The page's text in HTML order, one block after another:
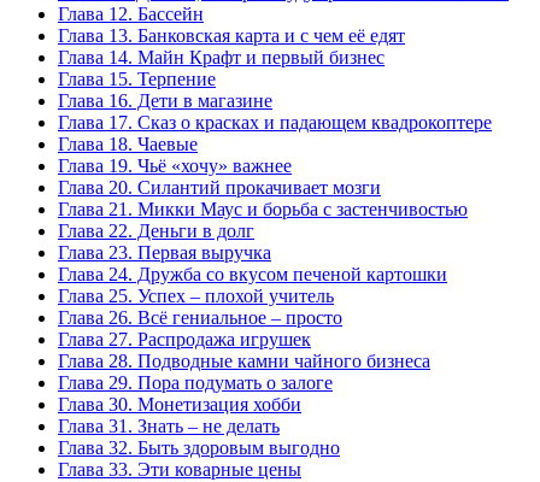
Глава 12. Бассейн
Глава 13. Банковская карта и с чем её едят
Глава 14. Майн Крафт и первый бизнес
Глава 15. Терпение
Глава 16. Дети в магазине
Глава 17. Сказ о красках и падающем квадрокоптере
Глава 18. Чаевые
Глава 19. Чьё «хочу» важнее
Глава 20. Силантий прокачивает мозги
Глава 21. Микки Маус и борьба с застенчивостью
Глава 22. Деньги в долг
Глава 23. Первая выручка
Глава 24. Дружба со вкусом печеной картошки
Глава 25. Успех – плохой учитель
Глава 26. Всё гениальное – просто
Глава 27. Распродажа игрушек
Глава 28. Подводные камни чайного бизнеса
Глава 29. Пора подумать о залоге
Глава 30. Монетизация хобби
Глава 31. Знать – не делать
Глава 32. Быть здоровым выгодно
Глава 33. Эти коварные цены